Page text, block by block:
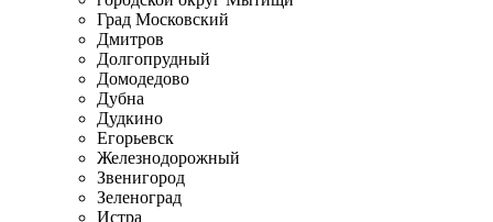
Град Московский
Дмитров
Долгопрудный
Домодедово
Дубна
Дудкино
Егорьевск
Железнодорожный
Звенигород
Зеленоград
Истра